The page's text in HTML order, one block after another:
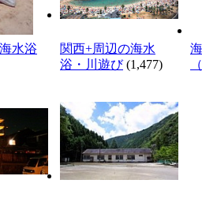
水浴
関西+周辺の海水
浴・川遊び(1,477)